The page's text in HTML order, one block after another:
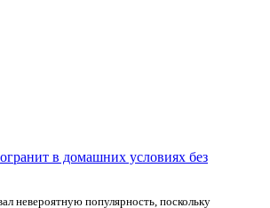
в домашних условиях без
невероятную популярность, поскольку